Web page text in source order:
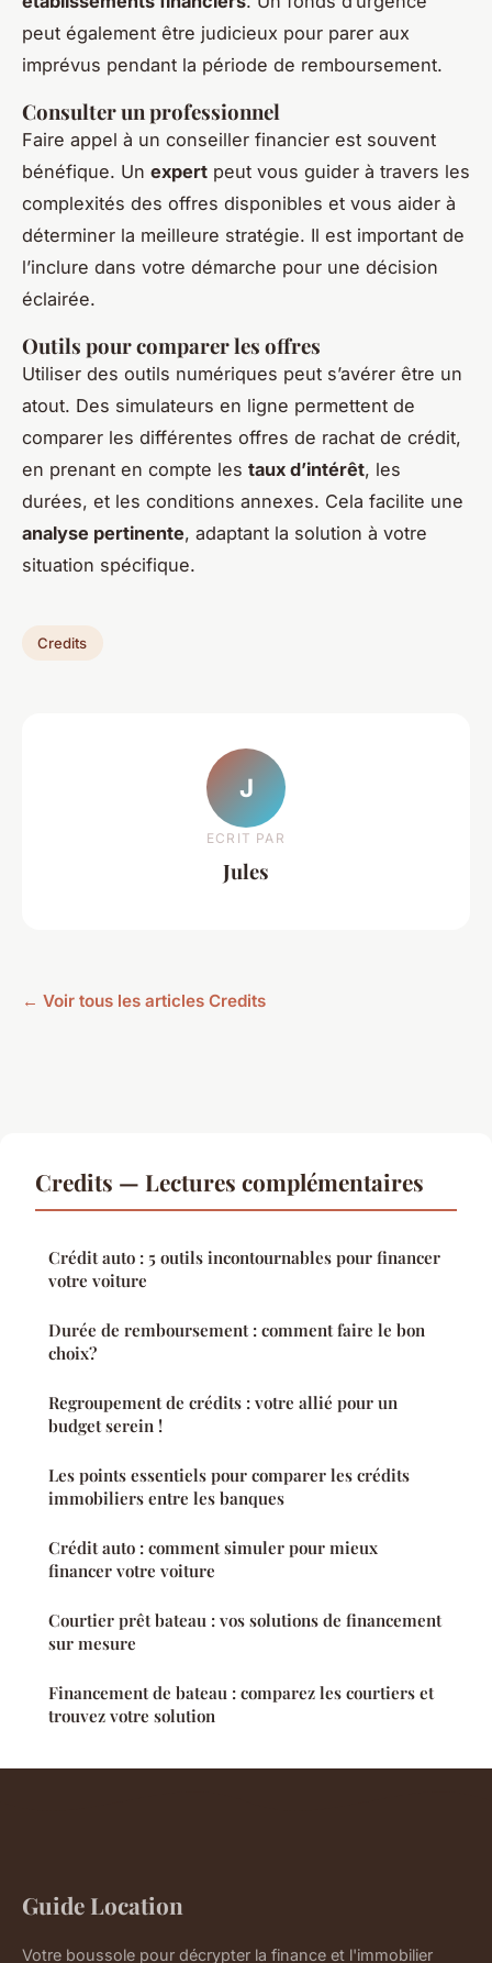
peut également être judicieux pour parer aux
imprévus pendant la période de remboursement.
Consulter un professionnel
Faire appel à un conseiller financier est souvent
bénéfique. Un expert peut vous guider à travers les
complexités des offres disponibles et vous aider à
déterminer la meilleure stratégie. Il est important de
l’inclure dans votre démarche pour une décision
éclairée.
Outils pour comparer les offres
Utiliser des outils numériques peut s’avérer être un
atout. Des simulateurs en ligne permettent de
comparer les différentes offres de rachat de crédit,
en prenant en compte les taux d’intérêt, les
durées, et les conditions annexes. Cela facilite une
analyse pertinente, adaptant la solution à votre
situation spécifique.
Credits
J
ECRIT PAR
Jules
← Voir tous les articles Credits
Credits — Lectures complémentaires
Crédit auto : 5 outils incontournables pour financer
votre voiture
Durée de remboursement : comment faire le bon
choix?
Regroupement de crédits : votre allié pour un
budget serein !
Les points essentiels pour comparer les crédits
immobiliers entre les banques
Crédit auto : comment simuler pour mieux
financer votre voiture
Courtier prêt bateau : vos solutions de financement
sur mesure
Financement de bateau : comparez les courtiers et
trouvez votre solution
Guide Location
Votre boussole pour décrypter la finance et l'immobilier